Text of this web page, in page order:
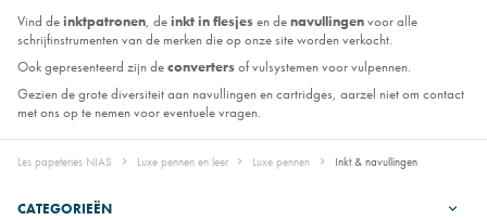
Vind de inktpatronen, de inkt in flesjesen denavullingenvoor alle
schrijfinstrumenten van de merken die op onze site worden verkocht.
Ook gepresenteerd zijn deconvertersof vulsystemen voor vulpennen.
Gezien de grote diversiteit aan navullingen en cartridges, aarzel niet om contact
met ons op te nemen voor eventuele vragen.
Les papeteries NIAS Luxe pennen en leer Luxe pennen Inkt & navullingen
CATEGORIEËN